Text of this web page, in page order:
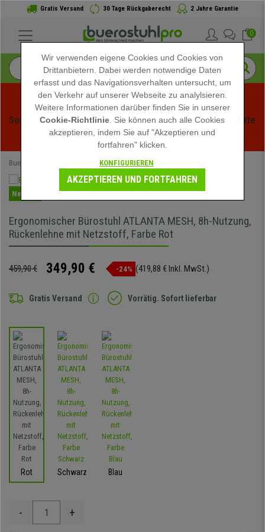
Gratis Versand 30 Tage Rückgaberecht 2 Jahre Garantie
0
Sommerschlussverauf bei buerstuhlpro! Exklusive Rabatte
für kurze Zeit - Aktion ansehen -
Buerostuhlpro
Neuheit
Ergonomischer Bürostuhl ATLANTA MESH, 8h-Nutzung,
Rückenlehne mit Netzstoff, Farbe Rot
459,90 € 349,90 € -24% (419,88 € Inkl. MwSt.)
Gratis Versand Vorrätig. Sofort lieferbar
Rot Schwarz Blau
- +
Wir verwenden eigene Cookies und Cookies von
Drittanbietern. Dabei werden notwendige Daten
erfasst und das Navigationsverhalten untersucht, um
den Verkehr auf unserer Webseite zu analylsieren.
Weitere Informationen darüber finden Sie in unserer
Cookie-Richtlinie . Sie können auch alle Cookies
akzeptieren, indem Sie auf "Akzeptieren und
fortfahren" klicken.
KONFIGURIEREN
AKZEPTIEREN UND FORTFAHREN